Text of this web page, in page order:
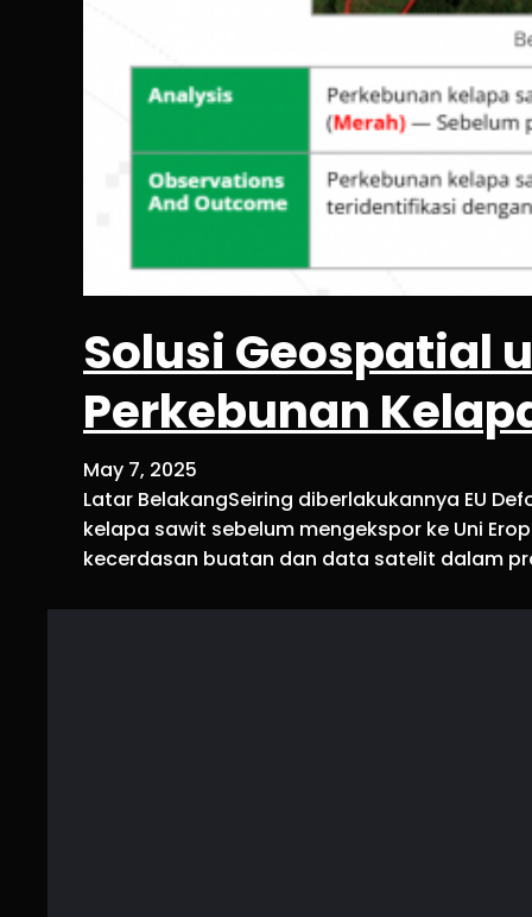
Solusi Geospatial
Perkebunan
May 7, 2025
Latar BelakangSeiring diberlakukannya EU
kelapa sawit sebelum mengekspor ke Uni
kecerdasan buatan dan data satelit dalam